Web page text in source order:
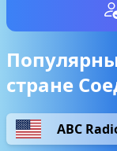
стране
ABC